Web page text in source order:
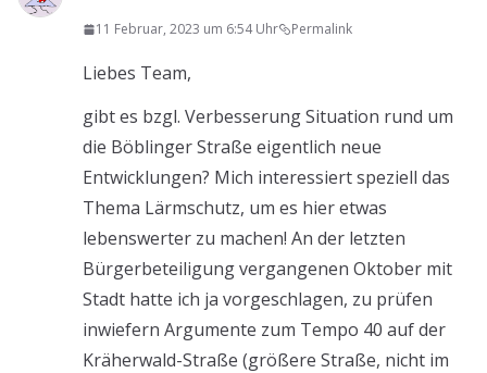
11 Februar, 2023 um 6:54 Uhr Permalink
Liebes Team,
gibt es bzgl. Verbesserung Situation rund um
die Böblinger Straße eigentlich neue
Entwicklungen? Mich interessiert speziell das
Thema Lärmschutz, um es hier etwas
lebenswerter zu machen! An der letzten
Bürgerbeteiligung vergangenen Oktober mit
Stadt hatte ich ja vorgeschlagen, zu prüfen
inwiefern Argumente zum Tempo 40 auf der
Kräherwald-Straße (größere Straße, nicht im